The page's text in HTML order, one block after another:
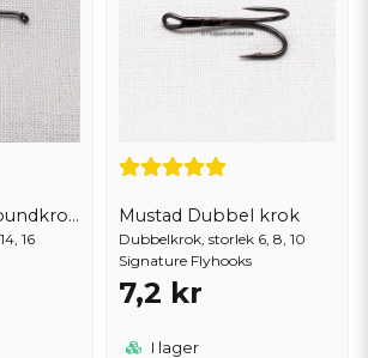
krok,
enkel-,dubbel-, och trekrokar
av fluga du planerar att binda och vilken fisk
rätt krok till rätt fluga. Med vårt utbud av
lita på att du har den utrustning som behövs för
en lyckad fisketur.
Gamakatsu allroundkrok för våt- och torrflugor samt streamers
16
Mustad Dubbel krok
Dubbelkrok, storlek 6, 8, 10
Signature Flyhooks
7,2 kr
I lager